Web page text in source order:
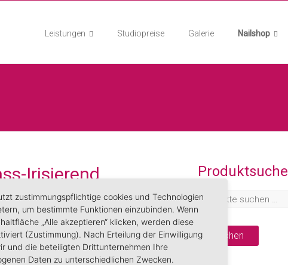
Leistungen Studiopreise Galerie Nailshop
Irisierend
Straßsteine Irisierend
der besonderen Nailart mir
Effect
pro Packung
Produktsuche
Suchen
zustimmungspflichtige cookies und Technologien
um bestimmte Funktionen einzubinden. Wenn
„Alle akzeptieren“ klicken, werden diese
(Zustimmung). Nach Erteilung der Einwilligung
und die beteiligten Drittunternehmen Ihre
Daten zu unterschiedlichen Zwecken.